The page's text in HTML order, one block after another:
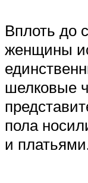
Вплоть до
женщины
шелковые
пола
и